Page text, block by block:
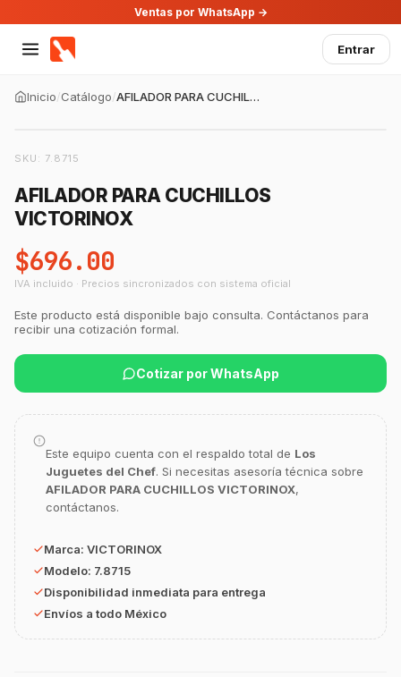
Ventas por WhatsApp →
Entrar
Inicio/Catálogo/ AFILADOR PARA CUCHILLOS VICTORINOX
SKU: 7.8715
AFILADOR PARA CUCHILLOS
VICTORINOX
$696.00
IVA incluido · Precios sincronizados con sistema oficial
Este producto está disponible bajo consulta. Contáctanos para
recibir una cotización formal.
Cotizar por WhatsApp
Este equipo cuenta con el respaldo total de Los
Juguetes del Chef. Si necesitas asesoría técnica sobre
AFILADOR PARA CUCHILLOS VICTORINOX,
contáctanos.
Marca: VICTORINOX
Modelo: 7.8715
Disponibilidad inmediata para entrega
Envíos a todo México
Asesor Chef Online
¡Hola Chef! 🍳 Soy GastroBot, tu asesor
de cocina profesional de GastroArt.
¿En qué te puedo apoyar hoy con tu
Buscar estufas industriales
Ver uniformes y filipinas
Métodos de envío y entrega